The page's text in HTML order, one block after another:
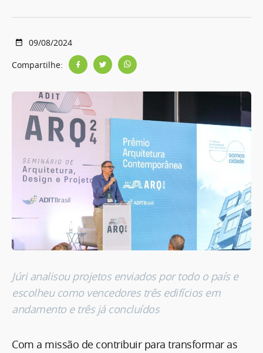
09/08/2024
Compartilhe:
Júri analisou projetos enviados por todo o país e
escolheu como vencedores três edifícios em
andamento e três já concluídos
Com a missão de contribuir para transformar as